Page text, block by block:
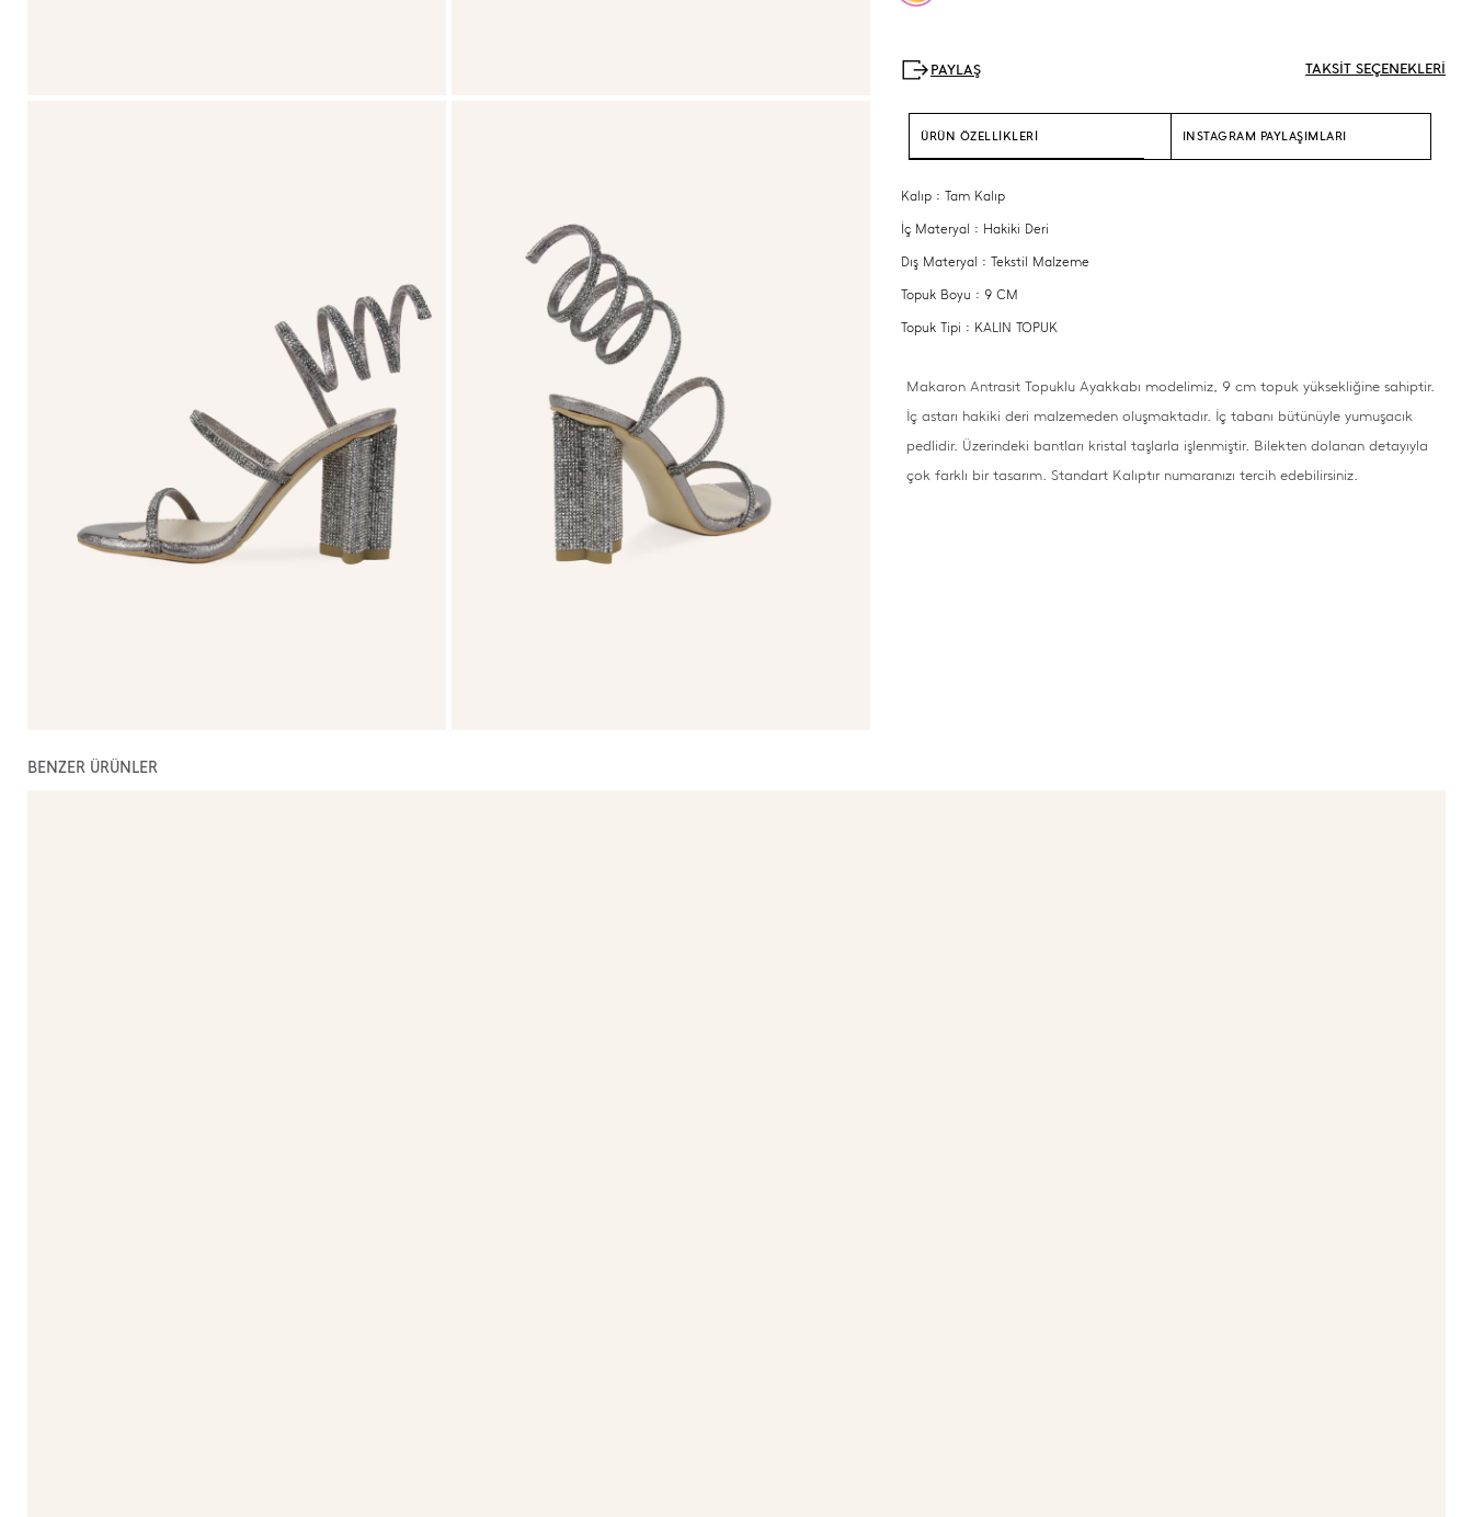
TAKSİT SEÇENEKLERİ
ÜRÜN ÖZELLİKLERİ INSTAGRAM PAYLAŞIMLARI
Kalıp : Tam Kalıp
İç Materyal : Hakiki Deri
Dış Materyal : Tekstil Malzeme
Topuk Boyu : 9 CM
Topuk Tipi : KALIN TOPUK
Makaron Antrasit Topuklu Ayakkabı modelimiz, 9 cm topuk yüksekliğine sahiptir.
İç astarı hakiki deri malzemeden oluşmaktadır. İç tabanı bütünüyle yumuşacık
pedlidir. Üzerindeki bantları kristal taşlarla işlenmiştir. Bilekten dolanan detayıyla
çok farklı bir tasarım. Standart Kalıptır numaranızı tercih edebilirsiniz.
BENZER ÜRÜNLER